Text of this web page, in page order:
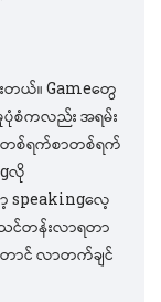
တယ်။ Gameတွေ
ပုံစံကလည်း အရမ်း
တစ်ရက်စာတစ်ရက်
လို
speakingလေ့
င်တန်းလာရတာ
ောင် လာတက်ချင်